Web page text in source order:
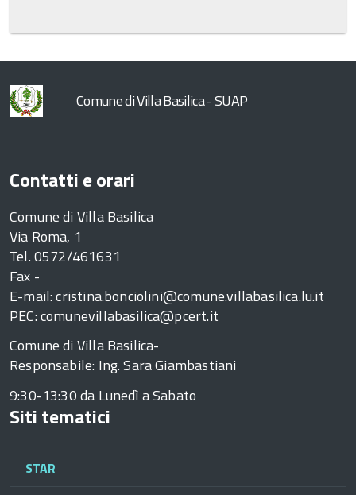
Comune di Villa Basilica - SUAP
Contatti e orari
Comune di Villa Basilica
Via Roma, 1
Tel. 0572/461631
Fax -
E-mail: cristina.bonciolini@comune.villabasilica.lu.it
PEC: comunevillabasilica@pcert.it
Comune di Villa Basilica-
Responsabile: Ing. Sara Giambastiani
9:30-13:30 da Lunedì a Sabato
Siti tematici
STAR